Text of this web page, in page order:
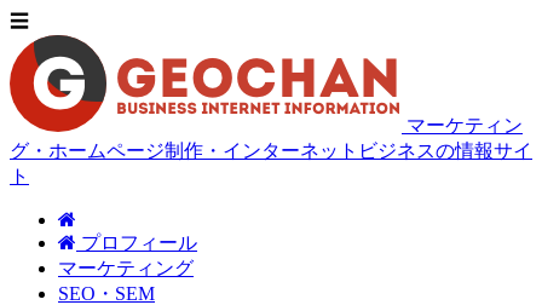
☰
マーケティン
グ・ホームページ制作・インターネットビジネスの情報サイ
ト
プロフィール
マーケティング
SEO・SEM